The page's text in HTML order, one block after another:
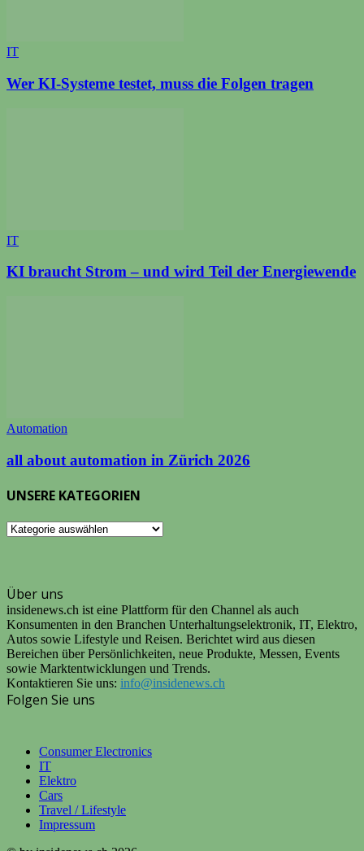
IT
Wer KI-Systeme testet, muss die Folgen tragen
IT
KI braucht Strom – und wird Teil der Energiewende
Automation
all about automation in Zürich 2026
UNSERE KATEGORIEN
UNSERE
Über uns
insidenews.ch ist eine Plattform für den Channel als auch
Konsumenten in den Branchen Unterhaltungselektronik, IT, Elektro,
Autos sowie Lifestyle und Reisen. Berichtet wird aus diesen
Bereichen über Persönlichkeiten, neue Produkte, Messen, Events
sowie Marktentwicklungen und Trends.
Kontaktieren Sie uns: info@insidenews.ch
Folgen Sie uns
Consumer Electronics
IT
Elektro
Cars
Travel / Lifestyle
Impressum